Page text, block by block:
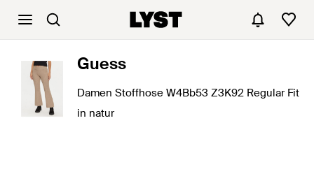
Guess
Damen Stoffhose W4Bb53 Z3K92 Regular Fit
in natur